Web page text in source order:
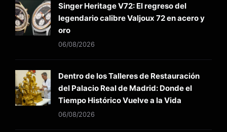
Singer Heritage V72: El regreso del
legendario calibre Valjoux 72 en acero y
oro
06/08/2026
Dentro de los Talleres de Restauración
del Palacio Real de Madrid: Donde el
Tiempo Histórico Vuelve a la Vida
06/08/2026